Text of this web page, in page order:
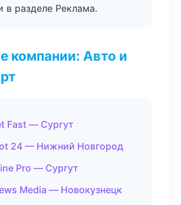
в разделе Реклама.
компании: Авто и
Fast — Сургут
24 — Нижний Новгород
Pro — Сургут
Media — Новокузнецк